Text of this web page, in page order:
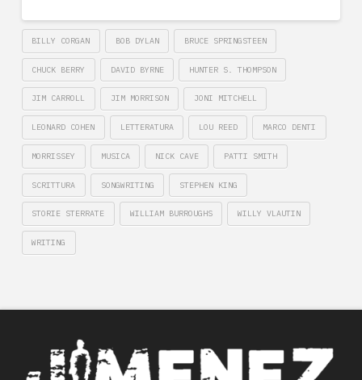
BILLY CORGAN BOB DYLAN BRUCE SPRINGSTEEN
CHUCK BERRY DAVID BYRNE HUNTER S. THOMPSON
JIM CARROLL JIM MORRISON JONI MITCHELL
LEONARD COHEN LETTERATURA LOU REED MARCO DENTI
MORRISSEY MUSICA NICK CAVE PATTI SMITH
SCRITTURA SONGWRITING STEPHEN KING
STORIE STERRATE WILLIAM BURROUGHS WILLY VLAUTIN
WRITING